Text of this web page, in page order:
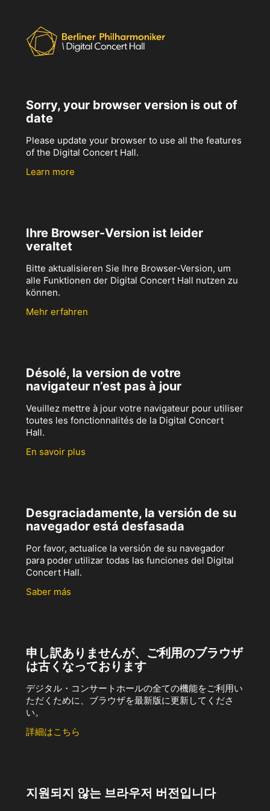
Sorry, your browser version is out of
date
Please update your browser to use all the features
of the Digital Concert Hall.
Learn more
Ihre Browser-Version ist leider
veraltet
Bitte aktualisieren Sie Ihre Browser-Version, um
alle Funktionen der Digital Concert Hall nutzen zu
können.
Mehr erfahren
Désolé, la version de votre
navigateur n’est pas à jour
Veuillez mettre à jour votre navigateur pour utiliser
toutes les fonctionnalités de la Digital Concert
Hall.
En savoir plus
Desgraciadamente, la versión de su
navegador está desfasada
Por favor, actualice la versión de su navegador
para poder utilizar todas las funciones del Digital
Concert Hall.
Saber más
申し訳ありませんが、ご利用のブラウザ
は古くなっております
デジタル・コンサートホールの全ての機能をご利用い
ただくために、ブラウザを最新版に更新してくださ
い。
詳細はこちら
지원되지 않는 브라우저 버전입니다